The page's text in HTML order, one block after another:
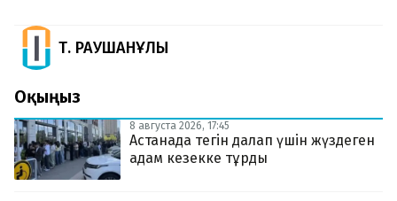
Т. РАУШАНҰЛЫ
Оқыңыз
8 августа 2026, 17:45
Астанада тегін далап үшін жүздеген
адам кезекке тұрды